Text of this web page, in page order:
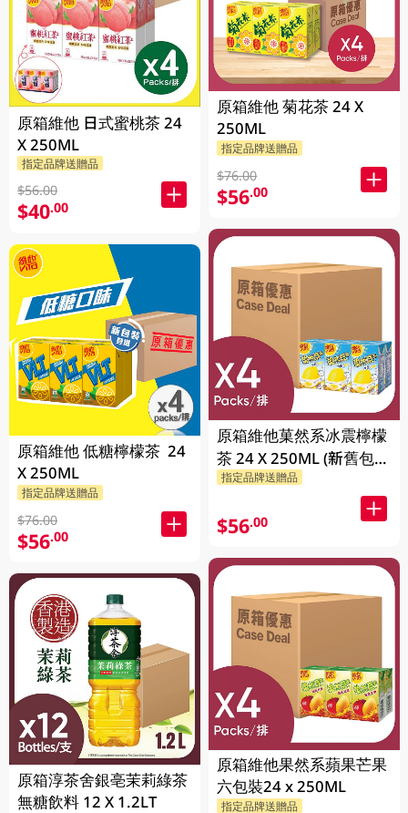
原箱維他 日式蜜桃茶 24
X 250ML
指定品牌送贈品
$56.00
$40.00
原箱維他 低糖檸檬茶 24
X 250ML
指定品牌送贈品
$76.00
$56.00
原箱淳茶舍銀亳茉莉綠茶
無糖飲料 12 X 1.2LT
原箱維他 菊花茶 24 X
250ML
指定品牌送贈品
$76.00
$56.00
原箱維他菓然系冰震檸檬
茶 24 X 250ML (新舊包裝
隨機發貨)
指定品牌送贈品
$56.00
原箱維他果然系蘋果芒果
六包裝24 x 250ML
指定品牌送贈品